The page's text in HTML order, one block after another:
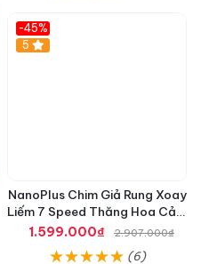
-45%
5
NanoPlus Chim Giả Rung Xoay
Liếm 7 Speed Thăng Hoa Cảm
Giác Mạnh
1.599.000₫ 2.907.000₫
(6)